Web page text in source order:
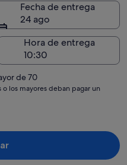
Fecha de entrega
24 ago
Hora de entrega
de 70
los mayores deban pagar un